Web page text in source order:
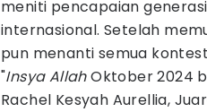
meniti pencapaian
internasional. Setelah
pun menanti semua
"Insya AllahOktober 2024
Rachel Kesyah Aurellia,